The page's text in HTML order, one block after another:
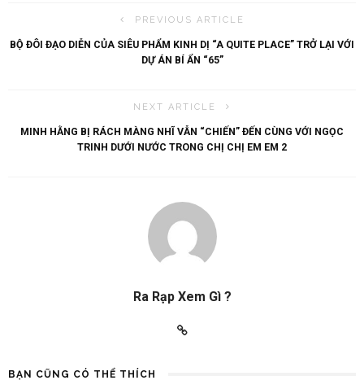
PREVIOUS ARTICLE
BỘ ĐÔI ĐẠO DIỄN CỦA SIÊU PHẨM KINH DỊ “A QUITE PLACE” TRỞ LẠI VỚI
DỰ ÁN BÍ ẨN “65”
NEXT ARTICLE
MINH HẰNG BỊ RÁCH MÀNG NHĨ VẪN “CHIẾN” ĐẾN CÙNG VỚI NGỌC
TRINH DƯỚI NƯỚC TRONG CHỊ CHỊ EM EM 2
Ra Rạp Xem Gì ?
BẠN CŨNG CÓ THỂ THÍCH